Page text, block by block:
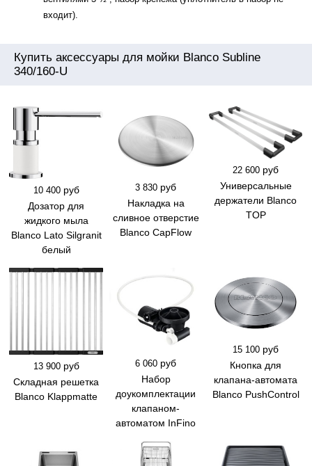
входит).
Купить аксессуары для мойки Blanco Subline
340/160-U
10 400 руб
Дозатор для
жидкого мыла
Blanco Lato Silgranit
белый
3 830 руб
Накладка на
сливное отверстие
Blanco CapFlow
22 600 руб
Универсальные
держатели Blanco
TOP
13 900 руб
Складная решетка
Blanco Klappmatte
6 060 руб
Набор
доукомплектации
клапаном-
автоматом InFino
15 100 руб
Кнопка для
клапана-автомата
Blanco PushControl